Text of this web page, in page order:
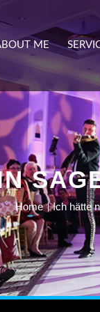
ME
Home Ich hätte